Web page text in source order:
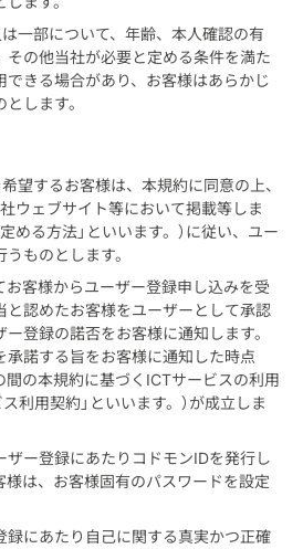
一部について、年齢、本人確認の有
その他当社が必要と定める条件を満た
できる場合があり、お客様はあらかじ
します。
望するお客様は、本規約に同意の上、
ウェブサイト等において掲載等しま
める方法」といいます。）に従い、ユー
ものとします。
お客様からユーザー登録申し込みを受
と認めたお客様をユーザーとして承認
登録の諾否をお客様に通知します。
承諾する旨をお客様に通知した時点
間の本規約に基づくICTサービスの利用
利用契約」といいます。）が成立しま
ザー登録にあたりコドモンIDを発行し
様は、お客様固有のパスワードを設定
録にあたり自己に関する真実かつ正確